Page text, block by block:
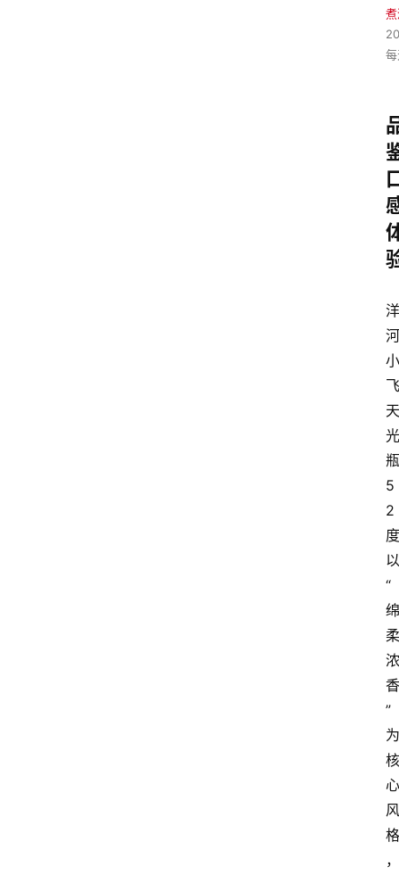
洋
河
小
飞
天
光
瓶
5
2
度
以
“
绵
柔
浓
香
”
为
核
心
风
格
，